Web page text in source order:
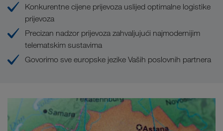
Konkurentne cijene prijevoza uslijed optimalne logistike
prijevoza
Precizan nadzor prijevoza zahvaljujući najmodernijim
telematskim sustavima
Govorimo sve europske jezike Vaših poslovnih partnera